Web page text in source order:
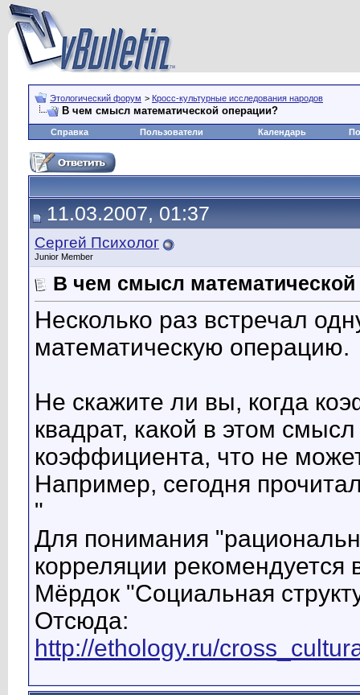
Этологический форум > Кросс-культурные исследования народов
В чем смысл математической операции?
Справка Пользователи Календарь
11.03.2007, 01:37
Сергей Психолог
Junior Member
В чем смысл математической
Несколько раз встречал
математическую операцию.
Не скажите ли вы, когда
квадрат, какой в этом
коэффициента, что не
Например, сегодня
"
Для понимания
корреляции
Мёрдок "Социальная
Отсюда:
http://ethology.ru/